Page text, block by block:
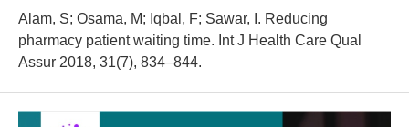
Alam, S; Osama, M; Iqbal, F; Sawar, I. Reducing
pharmacy patient waiting time. Int J Health Care Qual
Assur 2018, 31(7), 834–844.